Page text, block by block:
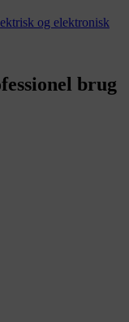
og elektronisk
brug